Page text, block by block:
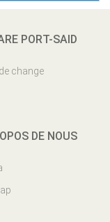
PORT-SAID
change
DE NOUS